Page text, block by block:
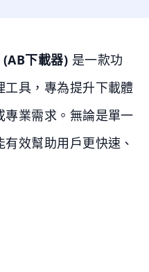
下載器) 是一款功
具，專為提升下載體
業需求。無論是單一
效幫助用戶更快速、